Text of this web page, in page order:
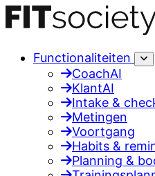
Functionaliteiten
CoachAI
KlantAI
Intake &
Metingen
Voortgang
Habits &
Planning &